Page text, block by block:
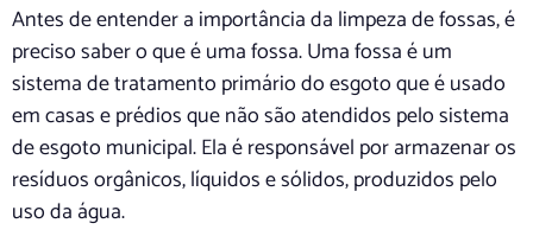
Antes de entender a importância da limpeza de fossas, é
preciso saber o que é uma fossa. Uma fossa é um
sistema de tratamento primário do esgoto que é usado
em casas e prédios que não são atendidos pelo sistema
de esgoto municipal. Ela é responsável por armazenar os
resíduos orgânicos, líquidos e sólidos, produzidos pelo
uso da água.